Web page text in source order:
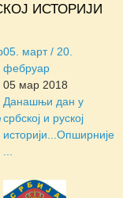
ИСТОРИЈИ
05. март / 20.
фебруар
05 мар 2018
Данашњи дан у
србској и руској
историји... Опширније